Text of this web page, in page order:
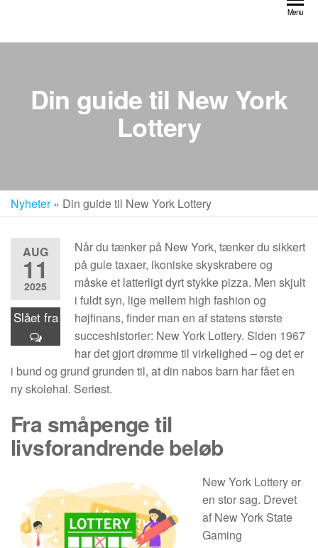
indhold
Menu
Din guide til New York
Lottery
Nyheter» Din guide til New York Lottery
AUG
11
2025
Slået fra
Når du tænker på New York, tænker du sikkert
på gule taxaer, ikoniske skyskrabere og
måske et latterligt dyrt stykke pizza. Men skjult
i fuldt syn, lige mellem high fashion og
højfinans, finder man en af statens største
succeshistorier: New York Lottery. Siden 1967
har det gjort drømme til virkelighed – og det er
i bund og grund grunden til, at din nabos barn har fået en
ny skolehal. Seriøst.
Fra småpenge til
livsforandrende beløb
New York Lottery er
en stor sag. Drevet
af New York State
Gaming